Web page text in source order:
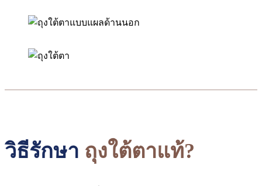
วิธีรักษา ถุงใต้ตาแท้?